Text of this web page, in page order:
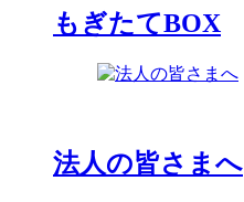
もぎたてBOX
法人の皆さまへ